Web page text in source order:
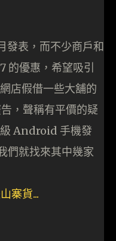
發表，而不少商戶和
的優惠，希望吸引
店假借一些大舖的
，聲稱有平價的疑
Android 手機發
們就找來其中幾家